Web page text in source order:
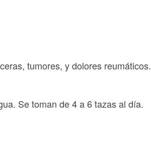
tumores, y dolores reumáticos.
Se toman de 4 a 6 tazas al día.